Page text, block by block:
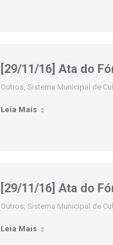
[29/11/16] Ata do
Outros, Sistema Municipal de
Leia Mais
[29/11/16] Ata do
Outros, Sistema Municipal de
Leia Mais